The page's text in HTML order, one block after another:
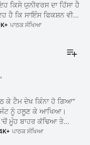
ਕਿਸੇ ਯੁਨੀਵਰਸ ਦਾ ਹਿੱਸਾ ਹੈ
ਹੈ ਕਿ ਸਾਇੰਸ ਫਿਕਸ਼ਨ ਵੀ
ਫੀਲਡ ਤੋਂ ਹਟ ਕੇ ਕੁਝ
ਪਾਠਕ ਸੰਖਿਆ
ਟੈਮ ਦੇਖ ਕਿੰਨਾ ਹੋ ਗਿਆ"
ਨੂੰ ਹਲੂਣ ਕੇ ਆਖਿਆ।
ਬਾਹਰ ਕੱਢਿਆ ਤੇ
ਬੇਬੇ ਤੇਰੀ, ਤੈਨੂੰ ਹਾਲੇ ਤੱਕ ...
ਪਾਠਕ ਸੰਖਿਆ